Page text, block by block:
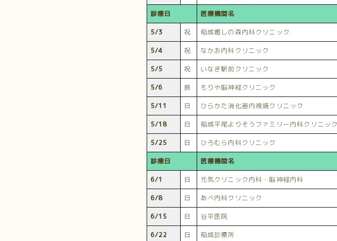
診療日 医療機関名
5/3 祝 稲城癒しの森内科クリニック
5/4 祝 なかお内科クリニック
5/5 祝 いなぎ駅前クリニック
5/6 振 もりや脳神経クリニック
5/11 日 ひらかた消化器内視鏡クリニック
5/18 日 稲城平尾よりそうファミリー内科クリニック
5/25 日 ひろむら内科クリニック
診療日 医療機関名
6/1 日 元気クリニック内科・脳神経内科
6/8 日 あべ内科クリニック
6/15 日 谷平医院
6/22 日 稲城診療所